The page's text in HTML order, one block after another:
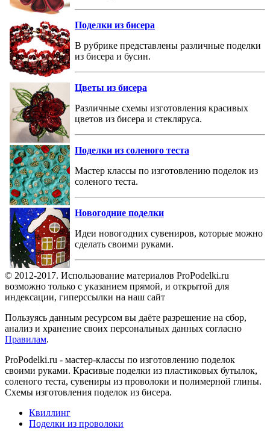
Поделки из бисера
В рубрике представлены различные поделки
из бисера и бусин.
Цветы из бисера
Различные схемы изготовления красивых
цветов из бисера и стекляруса.
Поделки из соленого теста
Мастер классы по изготовлению поделок из
соленого теста.
Новогодние поделки
Идеи новогодних сувениров, которые можно
сделать своими руками.
© 2012-2017. Использование материалов ProPodelki.ru
возможно только с указанием прямой, и открытой для
индексации, гиперссылки на наш сайт
Пользуясь данным ресурсом вы даёте разрешение на сбор,
анализ и хранение своих персональных данных согласно
Правилам.
ProPodelki.ru - мастер-классы по изготовлению поделок
своими руками. Красивые поделки из пластиковых бутылок,
соленого теста, сувениры из проволоки и полимерной глины.
Схемы изготовления поделок из бисера.
Квиллинг
Поделки из проволоки